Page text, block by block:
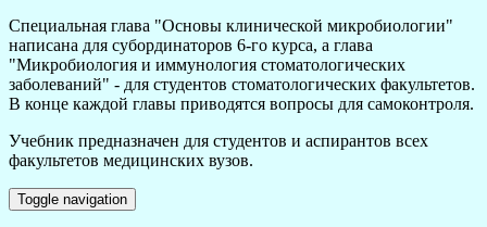
Специальная глава "Основы клинической микробиологии"
написана для субординаторов 6-го курса, а глава
"Микробиология и иммунология стоматологических
заболеваний" - для студентов стоматологических факультетов.
В конце каждой главы приводятся вопросы для самоконтроля.
Учебник предназначен для студентов и аспирантов всех
факультетов медицинских вузов.
Toggle navigation